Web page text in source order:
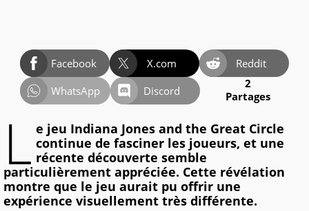
Facebook X.com
Reddit
WhatsApp
Discord
2
Partages
L e jeu Indiana Jones and the Great Circle
continue de fasciner les joueurs, et une
récente découverte semble
particulièrement appréciée. Cette révélation
montre que le jeu aurait pu offrir une
expérience visuellement très différente.